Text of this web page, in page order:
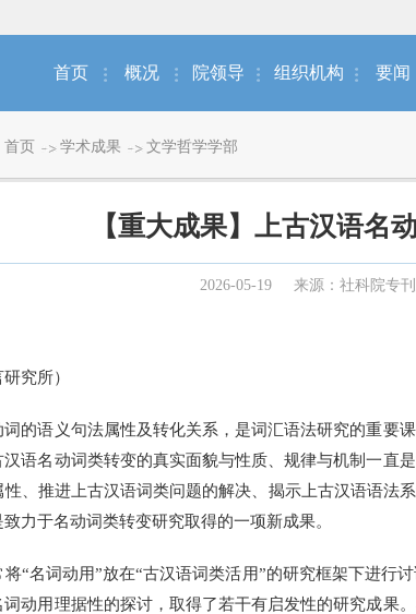
首页 概况 院领导 组织机构 要闻
首页 学术成果 文学哲学学部
【重大成果】上古汉语名
2026-05-19 来源：社科院专
究所）
语义句法属性及转化关系，是词汇语法研究的重要
语名动词类转变的真实面貌与性质、规律与机制一直
、推进上古汉语词类问题的解决、揭示上古汉语语法
力于名动词类转变研究取得的一项新成果。
名词动用”放在“古汉语词类活用”的研究框架下进行
词动用理据性的探讨，取得了若干有启发性的研究成